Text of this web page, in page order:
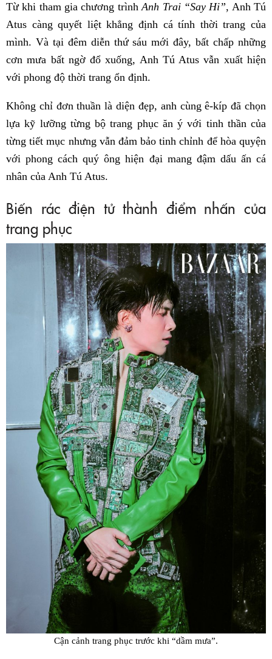
Từ khi tham gia chương trìnhAnh Trai “Say Hi”, Anh Tú
Atus càng quyết liệt khẳng định cá tính thời trang của
mình. Và tại đêm diễn thứ sáu mới đây, bất chấp những
cơn mưa bất ngờ đổ xuống, Anh Tú Atus vẫn xuất hiện
với phong độ thời trang ổn định.
Không chỉ đơn thuần là diện đẹp, anh cùng ê-kíp đã chọn
lựa kỹ lưỡng từng bộ trang phục ăn ý với tinh thần của
từng tiết mục nhưng vẫn đảm bảo tinh chỉnh để hòa quyện
với phong cách quý ông hiện đại mang đậm dấu ấn cá
nhân của Anh Tú Atus.
Biến rác điện tử thành điểm nhấn của
trang phục
Cận cảnh trang phục trước khi “dầm mưa”.